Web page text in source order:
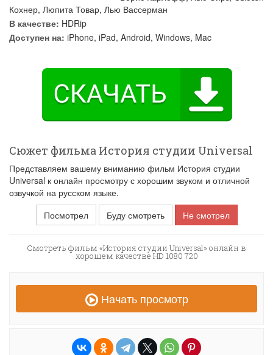
Кохнер, Люпита Товар, Лью Вассерман
В качестве: HDRip
Доступен на: iPhone, iPad, Android, Windows, Mac
Сюжет фильма История студии Universal
Представляем вашему вниманию фильм История студии
Universal к онлайн просмотру с хорошим звуком и отличной
озвучкой на русском языке.
Посмотрел
Буду смотреть Не смотрел
Смотреть фильм «История студии Universal» онлайн в
хорошем качестве HD 1080 720
Начать просмотр